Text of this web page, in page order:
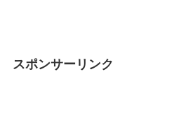
スポンサーリンク